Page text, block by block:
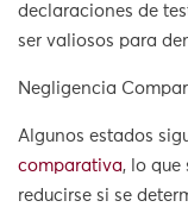
declaraciones de
ser valiosos para
Negligencia
Algunos estados
comparativa, lo que
reducirse si se